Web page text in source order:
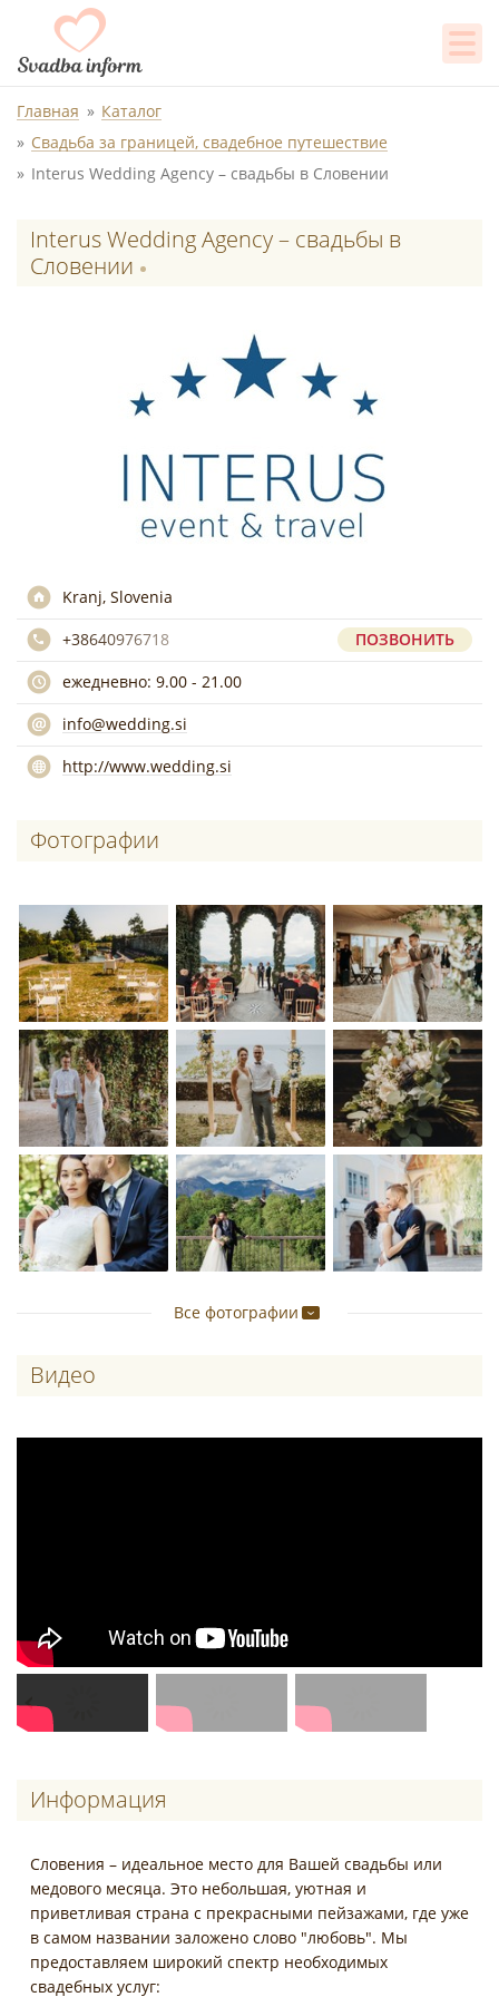
Главная
Каталог
Свадьба за границей, свадебное путешествие
Interus Wedding Agency – свадьбы в Словении
Interus Wedding Agency – свадьбы в
Словении
Kranj, Slovenia
+38640976718
ПОЗВОНИТЬ
ежедневно: 9.00 - 21.00
info@wedding.si
http://www.wedding.si
Информация
Словения – идеальное место для Вашей свадьбы или
медового месяца. Это небольшая, уютная и
приветливая страна с прекрасными пейзажами, где уже
в самом названии заложено слово "любовь". Мы
предоставляем широкий спектр необходимых
свадебных услуг:
Фотографии
Все фотографии
Видео